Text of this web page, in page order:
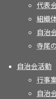
代表
組織
自治
寺尾
自治会活動
行事
自治